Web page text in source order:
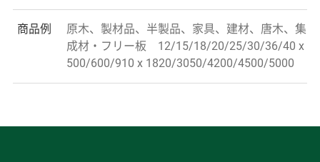
商品例
原木、製材品、半製品、家具、建材、唐木、集
成材・フリー板 12/15/18/20/25/30/36/40 x
500/600/910 x 1820/3050/4200/4500/5000